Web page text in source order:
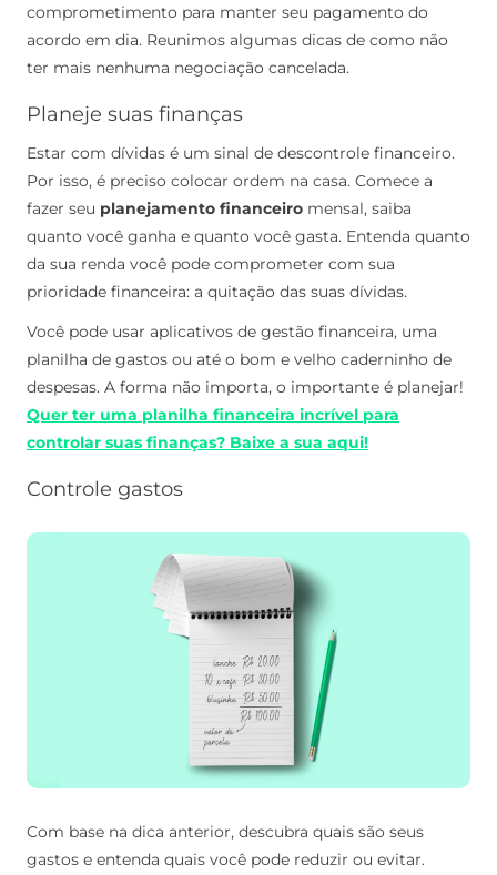
comprometimento para manter seu pagamento do
acordo em dia. Reunimos algumas dicas de como não
ter mais nenhuma negociação cancelada.
Planeje suas finanças
Estar com dívidas é um sinal de descontrole financeiro.
Por isso, é preciso colocar ordem na casa. Comece a
fazer seu planejamento financeiro mensal, saiba
quanto você ganha e quanto você gasta. Entenda quanto
da sua renda você pode comprometer com sua
prioridade financeira: a quitação das suas dívidas.
Você pode usar aplicativos de gestão financeira, uma
planilha de gastos ou até o bom e velho caderninho de
despesas. A forma não importa, o importante é planejar!
Quer ter uma planilha financeira incrível para
controlar suas finanças? Baixe a sua aqui!
Controle gastos
Com base na dica anterior, descubra quais são seus
gastos e entenda quais você pode reduzir ou evitar.